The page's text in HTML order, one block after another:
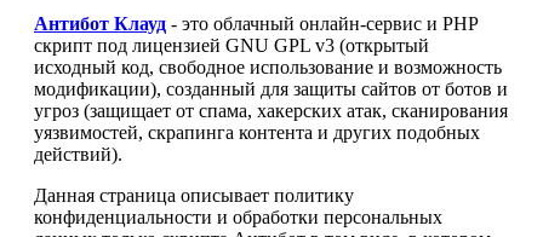
Антибот Клауд - это облачный онлайн-сервис и PHP
скрипт под лицензией GNU GPL v3 (открытый
исходный код, свободное использование и возможность
модификации), созданный для защиты сайтов от ботов и
угроз (защищает от спама, хакерских атак, сканирования
уязвимостей, скрапинга контента и других подобных
действий).
Данная страница описывает политику
конфиденциальности и обработки персональных